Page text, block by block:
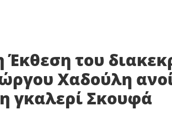
του
Χαδούλη
γκαλερί Σκουφά